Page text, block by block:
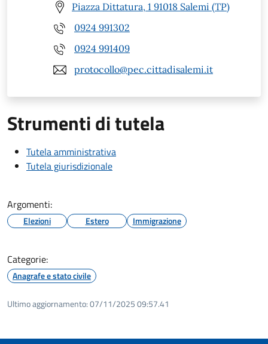
Piazza Dittatura, 1 91018 Salemi (TP)
0924 991302
0924 991409
protocollo@pec.cittadisalemi.it
Strumenti di tutela
Tutela amministrativa
Tutela giurisdizionale
Argomenti:
Elezioni Estero Immigrazione
Categorie:
Anagrafe e stato civile
Ultimo aggiornamento:07/11/2025 09:57.41